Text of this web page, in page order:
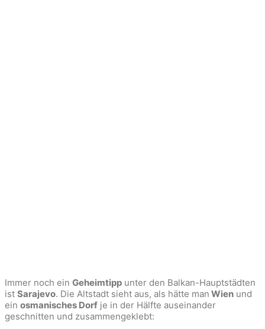
Immer noch ein Geheimtipp unter den Balkan-Hauptstädten
ist Sarajevo. Die Altstadt sieht aus, als hätte man Wien und
ein osmanisches Dorf je in der Hälfte auseinander
geschnitten und zusammengeklebt: